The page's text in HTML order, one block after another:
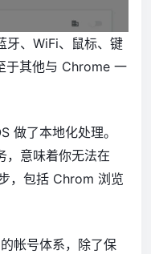
牙、WiFi、鼠标、键
于其他与 Chrome 一
做了本地化处理。
，意味着你无法在
，包括 Chrom 浏览
帐号体系，除了保